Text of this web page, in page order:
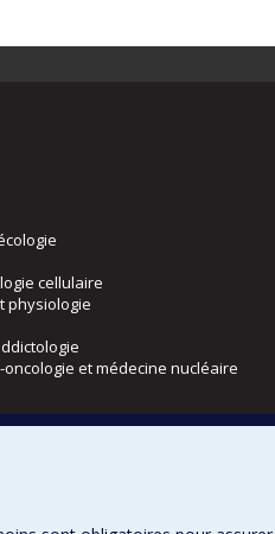
cellulaire
physiologie
et médecine nucléaire